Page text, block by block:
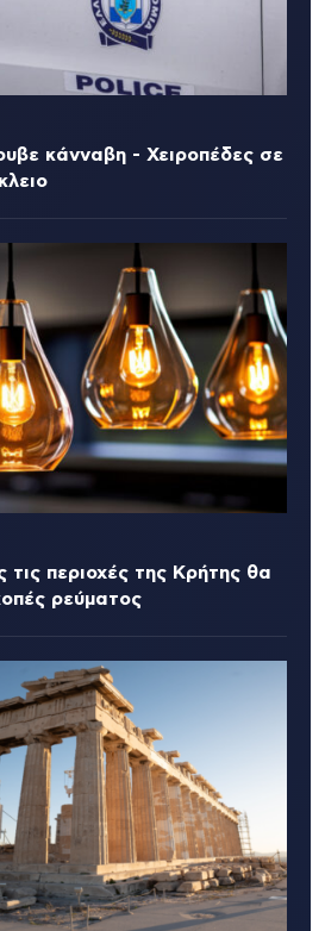
κάνναβη - Χειροπέδες σε
περιοχές της Κρήτης θα
ρεύματος